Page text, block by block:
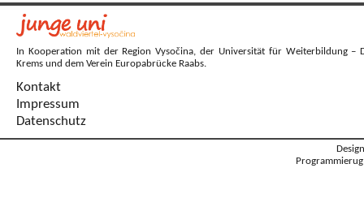
In Kooperation mit der Region Vysočina, der Universität für Weiterbildung –
Krems und dem Verein Europabrücke Raabs.
Kontakt
Impressum
Datenschutz